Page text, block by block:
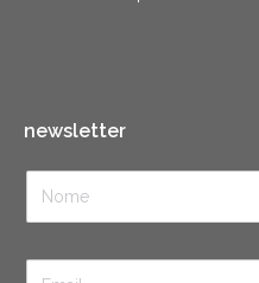
newsletter